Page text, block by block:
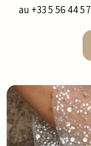
au +33 5 56 44